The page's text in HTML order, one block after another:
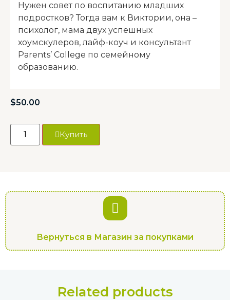
Нужен совет по воспитанию младших
подростков? Тогда вам к Виктории, она –
психолог, мама двух успешных
хоумскулеров, лайф-коуч и консультант
Parents’ College по семейному
образованию.
$50.00
Купить
Вернуться в Магазин за покупками
Related products